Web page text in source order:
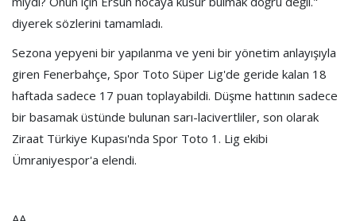
diyerek sözlerini tamamladı.
Sezona yepyeni bir yapılanma ve yeni bir yönetim anlayışıyla
giren Fenerbahçe, Spor Toto Süper Lig'de geride kalan 18
haftada sadece 17 puan toplayabildi. Düşme hattının sadece
bir basamak üstünde bulunan sarı-lacivertliler, son olarak
Ziraat Türkiye Kupası'nda Spor Toto 1. Lig ekibi
Ümraniyespor'a elendi.